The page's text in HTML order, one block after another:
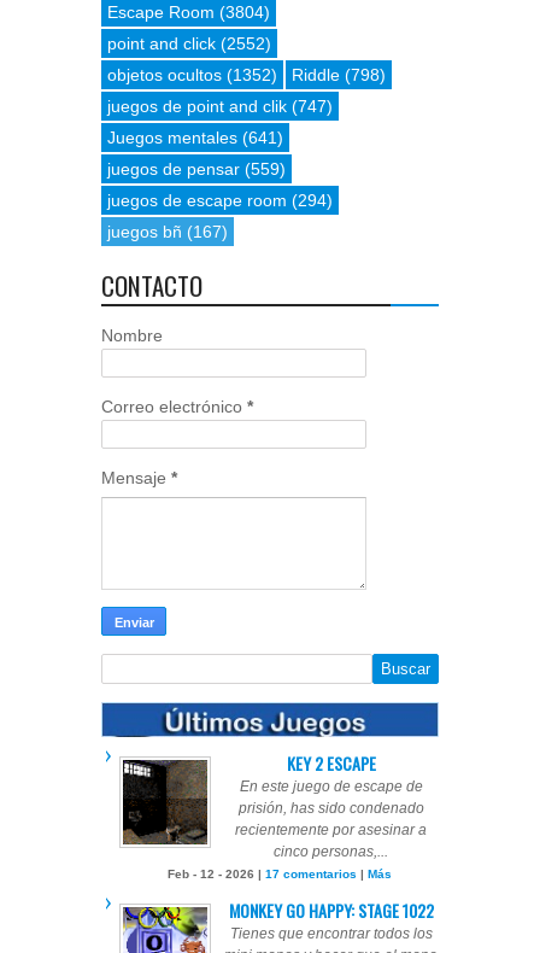
Escape Room (3804)
point and click (2552)
objetos ocultos (1352) Riddle (798)
juegos de point and clik (747)
Juegos mentales (641)
juegos de pensar (559)
juegos de escape room (294)
juegos bñ (167)
CONTACTO
Nombre
Correo electrónico *
Mensaje *
KEY 2 ESCAPE
En este juego de escape de
prisión, has sido condenado
recientemente por asesinar a
cinco personas,...
Feb - 12 - 2026 | 17 comentarios | Más
MONKEY GO HAPPY: STAGE 1022
Tienes que encontrar todos los